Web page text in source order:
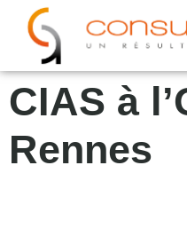
CIAS à
Rennes
Cookies management panel